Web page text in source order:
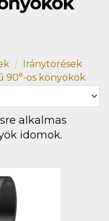
Iránytörések
90°-os könyökök
alkalmas
idomok.